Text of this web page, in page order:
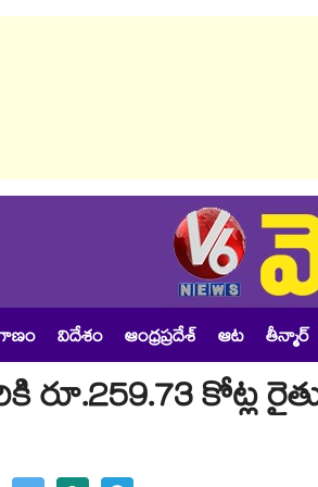
విదేశం ఆంధ్రప్రదేశ్ ఆట తీన్మార్
రూ.259.73 కోట్ల